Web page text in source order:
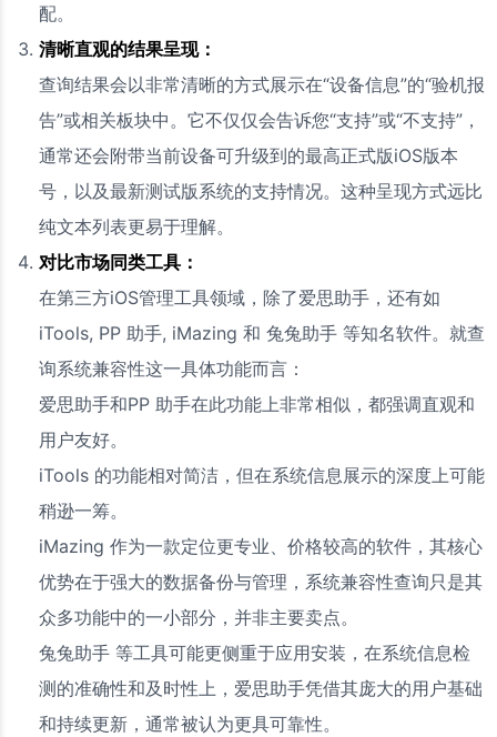
配。
清晰直观的结果呈现：
查询结果会以非常清晰的方式展示在“设备信息”的“验机报
告”或相关板块中。它不仅仅会告诉您“支持”或“不支持”，
通常还会附带当前设备可升级到的最高正式版iOS版本
号，以及最新测试版系统的支持情况。这种呈现方式远比
纯文本列表更易于理解。
对比市场同类工具：
在第三方iOS管理工具领域，除了爱思助手，还有如
iTools, PP 助手, iMazing 和 兔兔助手 等知名软件。就查
询系统兼容性这一具体功能而言：
爱思助手和PP 助手在此功能上非常相似，都强调直观和
用户友好。
iTools 的功能相对简洁，但在系统信息展示的深度上可能
稍逊一筹。
iMazing 作为一款定位更专业、价格较高的软件，其核心
优势在于强大的数据备份与管理，系统兼容性查询只是其
众多功能中的一小部分，并非主要卖点。
兔兔助手 等工具可能更侧重于应用安装，在系统信息检
测的准确性和及时性上，爱思助手凭借其庞大的用户基础
和持续更新，通常被认为更具可靠性。